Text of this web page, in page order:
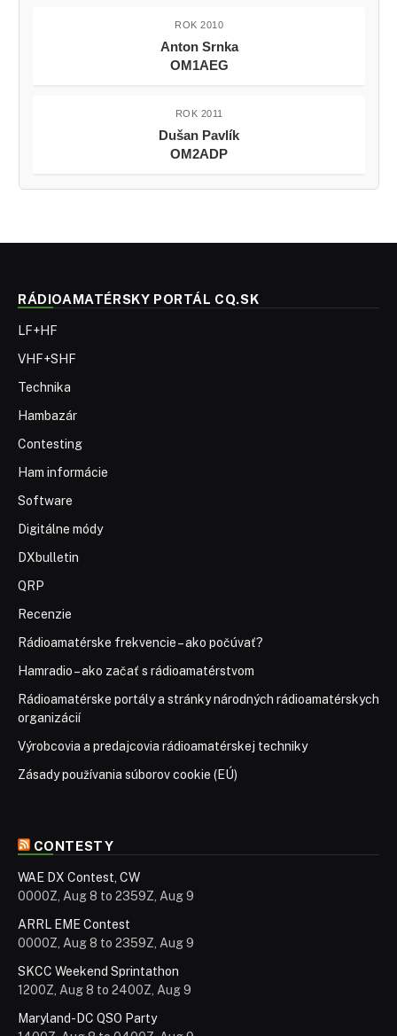
ROK 2010
Anton Srnka
OM1AEG
ROK 2011
Dušan Pavlík
OM2ADP
RÁDIOAMATÉRSKY PORTÁL CQ.SK
LF+HF
VHF+SHF
Technika
Hambazár
Contesting
Ham informácie
Software
Digitálne módy
DXbulletin
QRP
Recenzie
Rádioamatérske frekvencie – ako počúvať?
Hamradio – ako začať s rádioamatérstvom
Rádioamatérske portály a stránky národných rádioamatérskych
organizácií
Výrobcovia a predajcovia rádioamatérskej techniky
Zásady používania súborov cookie (EÚ)
CONTESTY
WAE DX Contest, CW
0000Z, Aug 8 to 2359Z, Aug 9
ARRL EME Contest
0000Z, Aug 8 to 2359Z, Aug 9
SKCC Weekend Sprintathon
1200Z, Aug 8 to 2400Z, Aug 9
Maryland-DC QSO Party